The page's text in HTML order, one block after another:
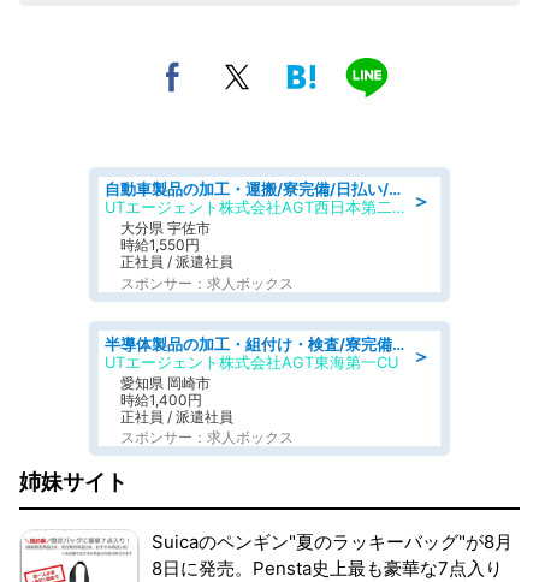
＞
自動車製品の加工・運搬/寮完備/日払い/工場・製造
UTエージェント株式会社AGT西日本第二CU
大分県 宇佐市
時給1,550円
正社員 / 派遣社員
スポンサー：求人ボックス
＞
半導体製品の加工・組付け・検査/寮完備/日勤/日払い/工場・製造
UTエージェント株式会社AGT東海第一CU
愛知県 岡崎市
時給1,400円
正社員 / 派遣社員
スポンサー：求人ボックス
姉妹サイト
Suicaのペンギン"夏のラッキーバッグ"が8月
8日に発売。Pensta史上最も豪華な7点入り